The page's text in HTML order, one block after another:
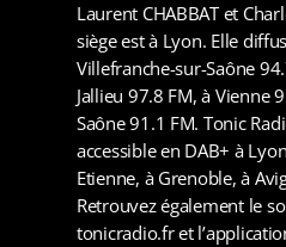
Laurent CHABBAT et
siège est à Lyon. Elle
Villefranche-sur-Saône
Jallieu 97.8 FM, à Vienne
Saône 91.1 FM. Tonic
accessible en DAB+ à
Etienne, à Grenoble, à
Retrouvez également le
tonicradio.fr et